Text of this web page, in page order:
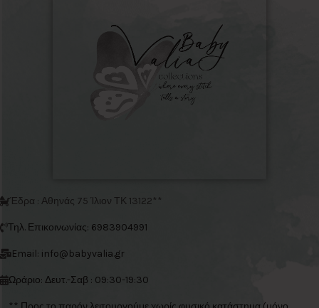
Έδρα : Αθηνάς 75 Ίλιον ΤΚ 13122**
Τηλ. Επικοινωνίας: 6983904991
Email: info@babyvalia.gr
Ωράριο: Δευτ.-Σαβ : 09:30-19:30